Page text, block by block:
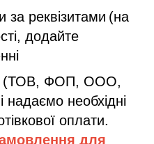
за реквізитами (на
додайте
(ТОВ, ФОП, ООО,
необхідні
оплати.
для